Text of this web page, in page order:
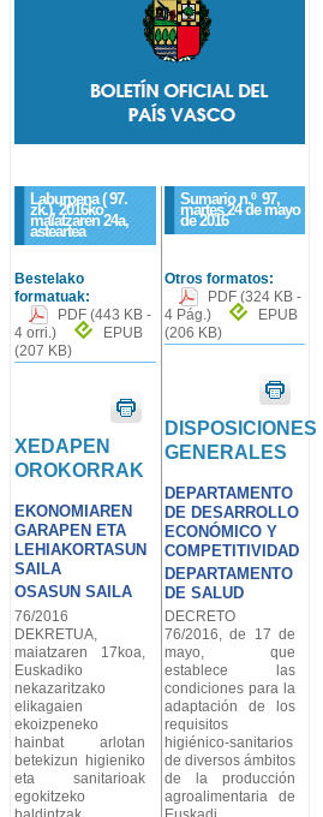
Laburpena ( 97.
zk.), 2016ko
maiatzaren 24a,
asteartea
Sumario n.º 97,
martes 24 de mayo
de 2016
Bestelako
formatuak:
PDF (443 KB -
4 orri.)
EPUB
(207 KB)
XEDAPEN
OROKORRAK
EKONOMIAREN
GARAPEN ETA
LEHIAKORTASUN
SAILA
OSASUN SAILA
Otros formatos:
PDF (324 KB -
4 Pág.)
EPUB
(206 KB)
DISPOSICIONES
GENERALES
DEPARTAMENTO
DE DESARROLLO
ECONÓMICO Y
COMPETITIVIDAD
DEPARTAMENTO
DE SALUD
76/2016
DEKRETUA,
maiatzaren 17koa,
Euskadiko
nekazaritzako
elikagaien
ekoizpeneko
hainbat arlotan
betekizun higieniko
eta sanitarioak
egokitzeko
DECRETO
76/2016, de 17 de
mayo, que
establece las
condiciones para la
adaptación de los
requisitos
higiénico-sanitarios
de diversos ámbitos
de la producción
agroalimentaria de